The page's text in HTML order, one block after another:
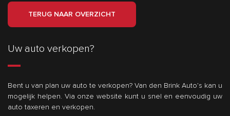
TERUG NAAR OVERZICHT
Uw auto verkopen?
Bent u van plan uw auto te verkopen? Van den Brink Auto’s kan u
mogelijk helpen. Via onze website kunt u snel en eenvoudig uw
auto taxeren en verkopen.